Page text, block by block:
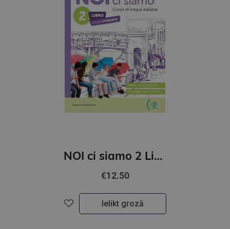
NOI ci siamo 2 Libro studente + Libro digitale + ELi LINK App (A1)
€12.50
Ielikt grozā